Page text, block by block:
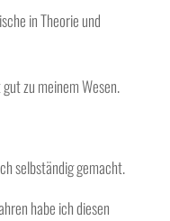
in Theorie und
zu meinem Wesen.
selbständig gemacht.
habe ich diesen